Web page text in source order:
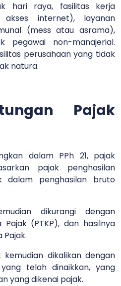
hari raya, fasilitas kerja
internet), layanan
(mess atau asrama),
pegawai non-manajerial.
perusahaan yang tidak
natura.
Pajak
dalam PPh 21, pajak
pajak penghasilan
dalam penghasilan bruto
dikurangi dengan
Pajak (PTKP), dan hasilnya
Pajak.
kemudian dikalikan dengan
telah dinaikkan, yang
yang dikenai pajak.